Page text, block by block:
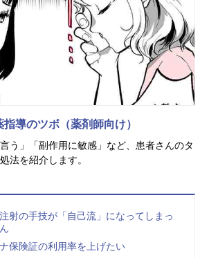
導のツボ（薬剤師向け）
う」「副作用に敏感」など、患者さんのタ
法を紹介します。
射の手技が「自己流」になってしまっ
保険証の利用率を上げたい